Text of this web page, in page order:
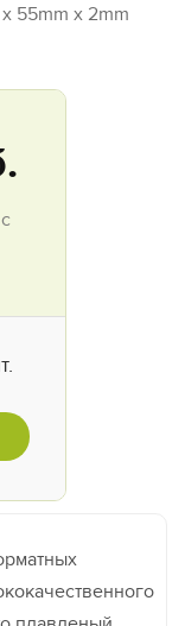
120mm x 55mm x 2mm